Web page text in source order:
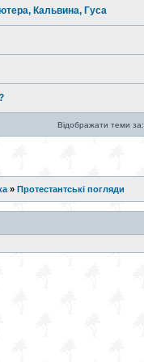
Кальвина, Гуса
Відображати теми за:
» Протестантські погляди